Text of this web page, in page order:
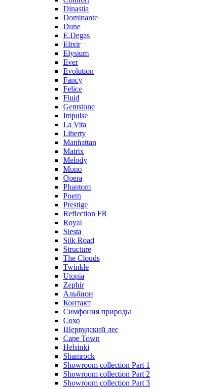
Dinastia
Dominante
Dune
E.Degas
Elixir
Elysium
Ever
Evolution
Fancy
Felice
Fluid
Gemstone
Impulse
La Vita
Liberty
Manhattan
Matrix
Melody
Mono
Opera
Phantom
Poem
Prestige
Reflection FR
Royal
Siesta
Silk Road
Structure
The Clouds
Twinkle
Utopia
Zephir
Альбион
Контакт
Симфония природы
Сохо
Шервудский лес
Cape Town
Helsinki
Shamrock
Showroom collection Part 1
Showroom collection Part 2
Showroom collection Part 3